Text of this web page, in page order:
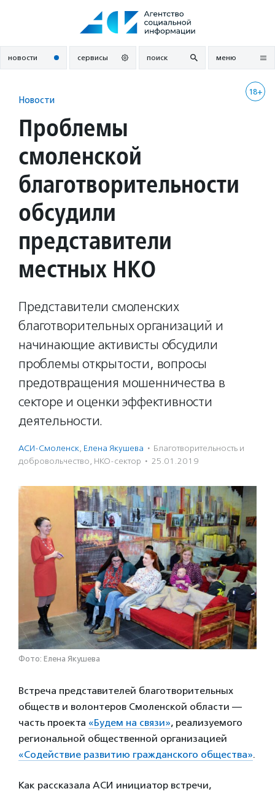
новости сервисы поиск меню
18+
Новости
Проблемы
смоленской
благотворительности
обсудили
представители
местных НКО
Представители смоленских
благотворительных организаций и
начинающие активисты обсудили
проблемы открытости, вопросы
предотвращения мошенничества в
секторе и оценки эффективности
деятельности.
АСИ-Смоленск, Елена Якушева · Благотвори­тель­ность и
доброволь­чест­во, НКО-сектор · 25.01.2019
Фото: Елена Якушева
Встреча представителей благотворительных
обществ и волонтеров Смоленской области —
часть проекта «Будем на связи», реализуемого
региональной общественной организацией
«Содействие развитию гражданского общества».
Как рассказала АСИ инициатор встречи,